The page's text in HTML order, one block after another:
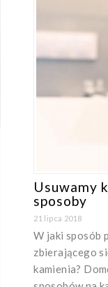
Usuwamy
sposoby
21 lipca 2018
W jaki sposób
zbierającego
kamienia?